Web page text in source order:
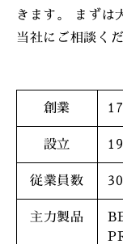
きます。 まずは
当社にご相談くだ
創業
設立
従業員数
主力製品